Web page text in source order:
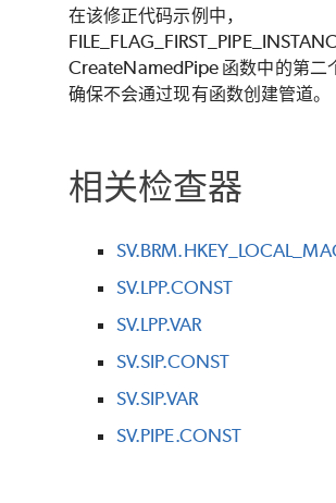
在该修正代码示例中，
CreateNamedPipe 函数中的第二
确保不会通过现有函数创建管道。
相关检查器
SV.LPP.CONST
SV.LPP.VAR
SV.SIP.CONST
SV.SIP.VAR
SV.PIPE.CONST